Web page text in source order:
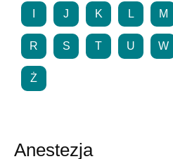
J K L M
R S T U W
Ż
Anestezja